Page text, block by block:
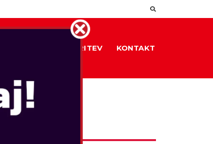
STORITEV KONTAKT